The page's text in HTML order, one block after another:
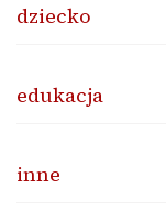
dziecko
edukacja
inne